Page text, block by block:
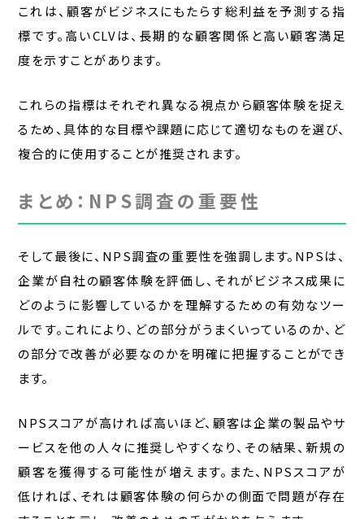
これは、顧客がビジネスにもたらす総利益を予測する指
標です。高いCLVは、長期的な顧客関係と高い顧客満足
度を示すことがあります。
これらの指標はそれぞれ異なる視点から顧客体験を捉え
るため、具体的な目標や課題に応じて適切なものを選び、
複合的に使用することが推奨されます。
まとめ：NPS調査の重要性
そして最後に、NPS調査の重要性を強調します。NPSは、
企業が自社の顧客体験を評価し、それがビジネス成果に
どのように影響しているかを理解するための有効なツー
ルです。これにより、どの部分がうまくいっているのか、ど
の部分で改善が必要なのかを明確に把握することができ
ます。
NPSスコアが高ければ高いほど、顧客は企業の製品やサ
ービスを他の人々に推奨しやすくなり、その結果、新規の
顧客を獲得する可能性が増えます。また、NPSスコアが
低ければ、それは顧客体験の何らかの側面で問題が存在